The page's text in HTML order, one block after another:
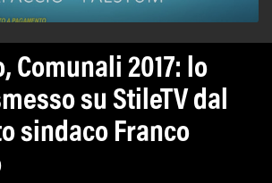
Comunali 2017: lo
su StileTV dal
sindaco Franco